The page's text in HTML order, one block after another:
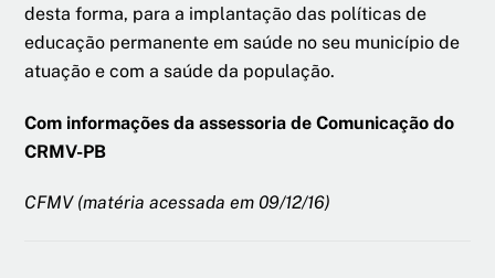
desta forma, para a implantação das políticas de
educação permanente em saúde no seu município de
atuação e com a saúde da população.
Com informações da assessoria de Comunicação do
CRMV-PB
CFMV (matéria acessada em 09/12/16)